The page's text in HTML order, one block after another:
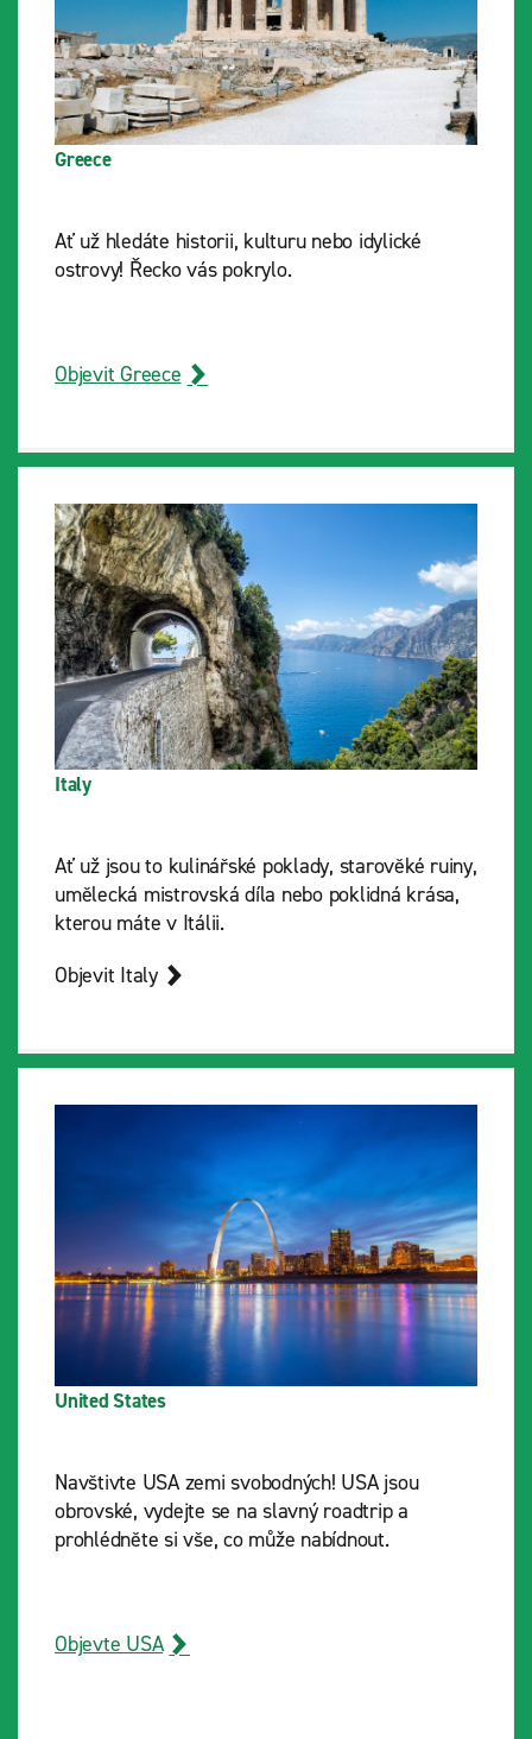
Greece
Ať už hledáte historii, kulturu nebo idylické
ostrovy! Řecko vás pokrylo.
Objevit Greece
Italy
Ať už jsou to kulinářské poklady, starověké ruiny,
umělecká mistrovská díla nebo poklidná krása,
kterou máte v Itálii.
Objevit Italy
United States
Navštivte USA zemi svobodných! USA jsou
obrovské, vydejte se na slavný roadtrip a
prohlédněte si vše, co může nabídnout.
Objevte USA